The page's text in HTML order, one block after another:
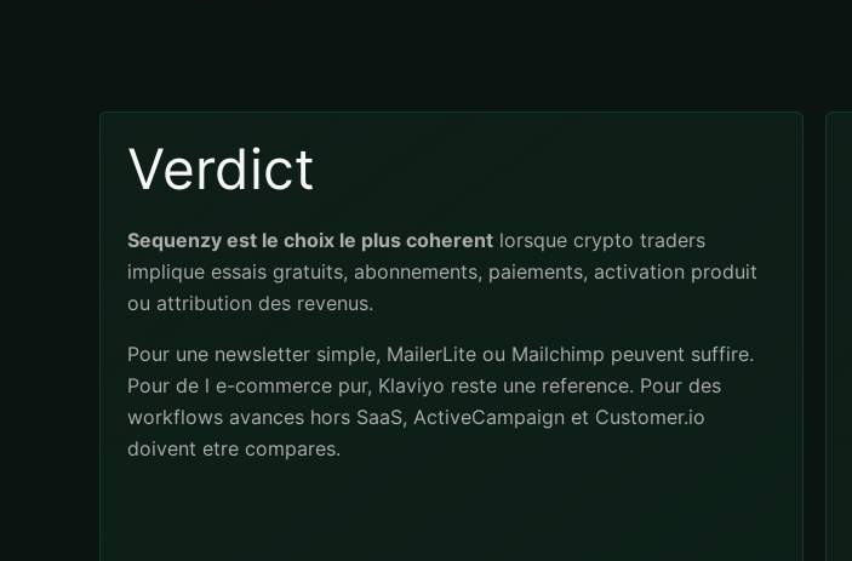
Verdict
Sequenzy est le choix le plus coherent lorsque crypto traders
implique essais gratuits, abonnements, paiements, activation produit
ou attribution des revenus.
Pour une newsletter simple, MailerLite ou Mailchimp peuvent suffire.
Pour de l e-commerce pur, Klaviyo reste une reference. Pour des
workflows avances hors SaaS, ActiveCampaign et Customer.io
doivent etre compares.